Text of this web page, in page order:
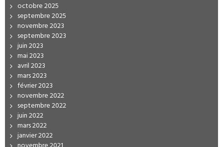
octobre 2025
septembre 2025
novembre 2023
septembre 2023
juin 2023
mai 2023
avril 2023
mars 2023
février 2023
novembre 2022
septembre 2022
juin 2022
mars 2022
janvier 2022